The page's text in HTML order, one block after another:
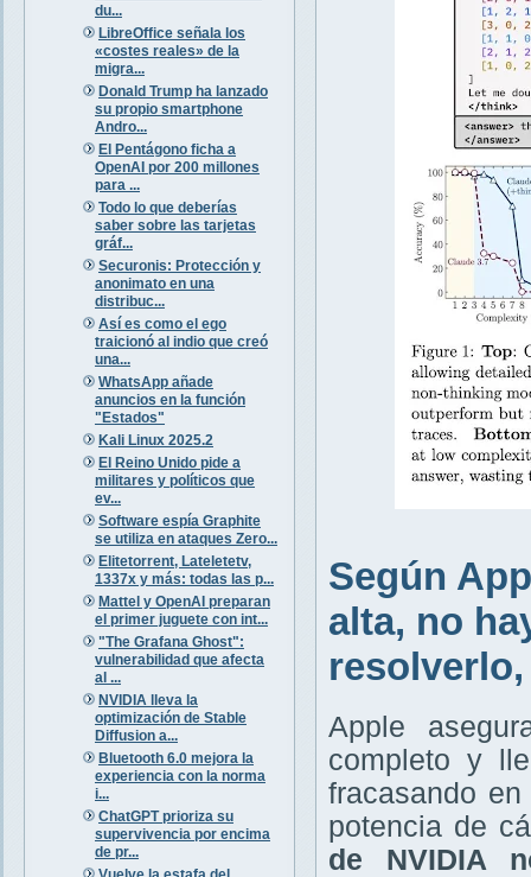
du...
LibreOffice señala los
«costes reales» de la
migra...
Donald Trump ha lanzado
su propio smartphone
Andro...
El Pentágono ficha a
OpenAI por 200 millones
para ...
Todo lo que deberías
saber sobre las tarjetas
gráf...
Securonis: Protección y
anonimato en una
distribuc...
Así es como el ego
traicionó al indio que creó
una...
WhatsApp añade
anuncios en la función
"Estados"
Kali Linux 2025.2
El Reino Unido pide a
militares y políticos que
ev...
Software espía Graphite
se utiliza en ataques Zero...
Elitetorrent, Lateletetv,
1337x y más: todas las p...
Mattel y OpenAI preparan
el primer juguete con int...
"The Grafana Ghost":
vulnerabilidad que afecta
al ...
NVIDIA lleva la
optimización de Stable
Diffusion a...
Bluetooth 6.0 mejora la
experiencia con la norma
i...
ChatGPT prioriza su
supervivencia por encima
de pr...
Según
alta, no
Apple
completo y
fracasando
potencia de
de NVIDIA